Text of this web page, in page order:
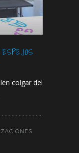
colgar del